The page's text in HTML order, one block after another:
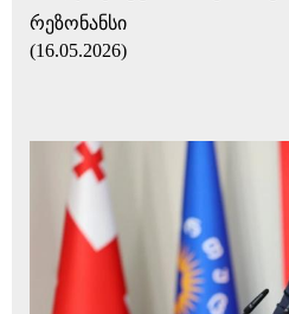
რეზონანსი
(16.05.2026)